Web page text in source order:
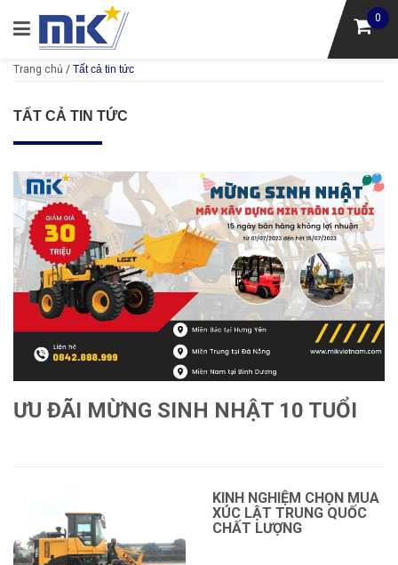
0
Trang chủ / Tất cả tin tức
TẤT CẢ TIN TỨC
ƯU ĐÃI MỪNG SINH NHẬT 10 TUỔI
KINH NGHIỆM CHỌN MUA
XÚC LẬT TRUNG QUỐC
CHẤT LƯỢNG